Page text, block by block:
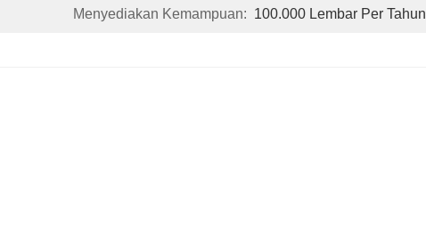
Menyediakan Kemampuan: 100.000 Lembar Per Tahun